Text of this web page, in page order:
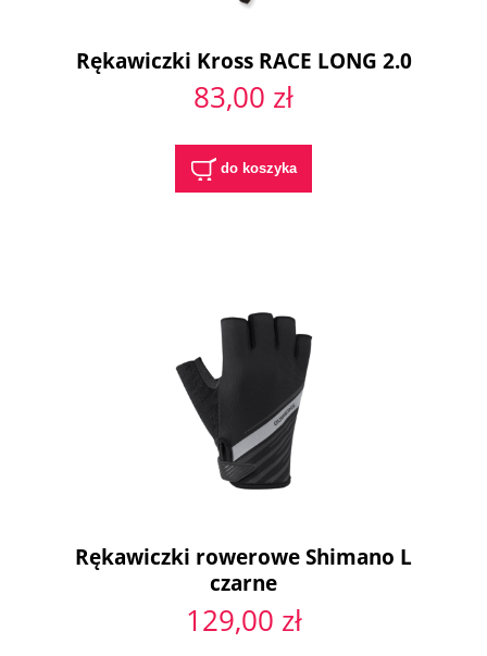
Rękawiczki Kross RACE LONG 2.0
83,00 zł
do koszyka
Rękawiczki rowerowe Shimano L
czarne
129,00 zł